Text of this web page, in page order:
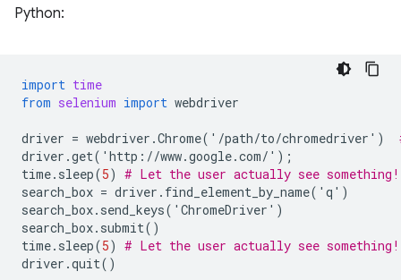
Python:
import time
from selenium import webdriver
driver = webdriver .Chrome( ' /path/to/chromedriver ' )
driver .get( ' http : //www.google.com/ ' );
time. sleep(5) # Let the user actually see something!
search_box = driver . find_element_by_name( ' q ' )
search_box. send_keys( ' ChromeDriver ' )
search_box. submit()
time. sleep(5) # Let the user actually see something!
driver .quit()